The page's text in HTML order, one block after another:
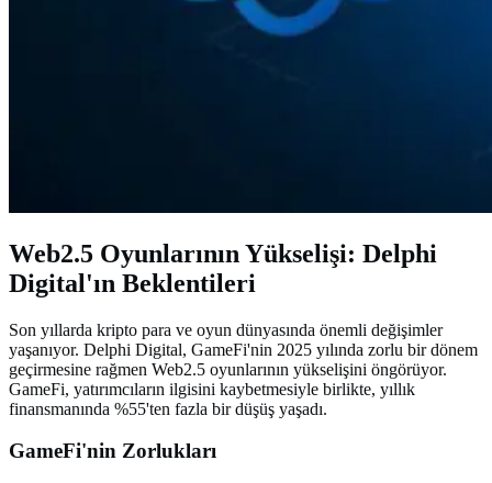
Web2.5 Oyunlarının Yükselişi: Delphi
Digital'ın Beklentileri
Son yıllarda kripto para ve oyun dünyasında önemli değişimler
yaşanıyor. Delphi Digital, GameFi'nin 2025 yılında zorlu bir dönem
geçirmesine rağmen Web2.5 oyunlarının yükselişini öngörüyor.
GameFi, yatırımcıların ilgisini kaybetmesiyle birlikte, yıllık
finansmanında %55'ten fazla bir düşüş yaşadı.
GameFi'nin Zorlukları